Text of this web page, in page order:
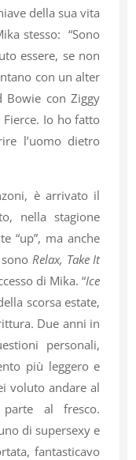
della sua vita
stesso: “Sono
essere, se non
con un alter
Bowie con Ziggy
Fierce. Io ho fatto
l’uomo dietro
è arrivato il
nella stagione
“up”, ma anche
sonoRelax, Take It
di Mika. “Ice
scorsa estate,
Due anni in
personali,
più leggero e
voluto andare al
al fresco.
di supersexy e
fantasticavo